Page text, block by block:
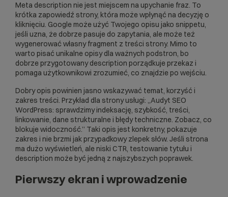
Meta description nie jest miejscem na upychanie fraz. To
krótka zapowiedź strony, która może wpłynąć na decyzję o
kliknięciu. Google może użyć Twojego opisu jako snippetu,
jeśli uzna, że dobrze pasuje do zapytania, ale może też
wygenerować własny fragment z treści strony. Mimo to
warto pisać unikalne opisy dla ważnych podstron, bo
dobrze przygotowany description porządkuje przekaz i
pomaga użytkownikowi zrozumieć, co znajdzie po wejściu.
Dobry opis powinien jasno wskazywać temat, korzyść i
zakres treści. Przykład dla strony usługi: „Audyt SEO
WordPress: sprawdzimy indeksację, szybkość, treści,
linkowanie, dane strukturalne i błędy techniczne. Zobacz, co
blokuje widoczność.” Taki opis jest konkretny, pokazuje
zakres i nie brzmi jak przypadkowy zlepek słów. Jeśli strona
ma dużo wyświetleń, ale niski CTR, testowanie tytułu i
description może być jedną z najszybszych poprawek.
Pierwszy ekran i wprowadzenie